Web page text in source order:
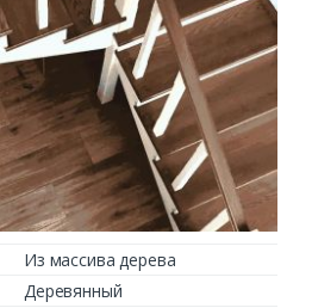
Из массива дерева
Деревянный